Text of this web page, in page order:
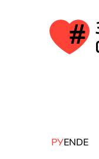
РУENDE